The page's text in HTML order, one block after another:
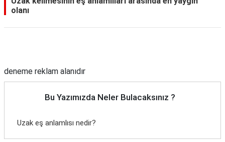
olanı
deneme reklam alanıdır
Bu Yazımızda Neler Bulacaksınız ?
Uzak eş anlamlısı nedir?